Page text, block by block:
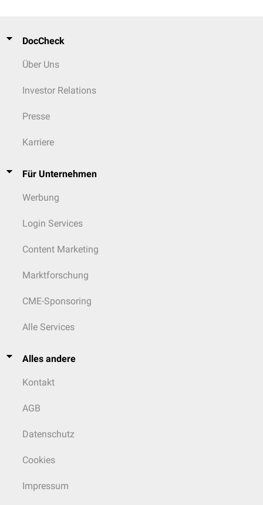
DocCheck
Über Uns
Investor Relations
Presse
Karriere
Für Unternehmen
Werbung
Login Services
Content Marketing
Marktforschung
CME-Sponsoring
Alle Services
Alles andere
Kontakt
AGB
Datenschutz
Cookies
Impressum